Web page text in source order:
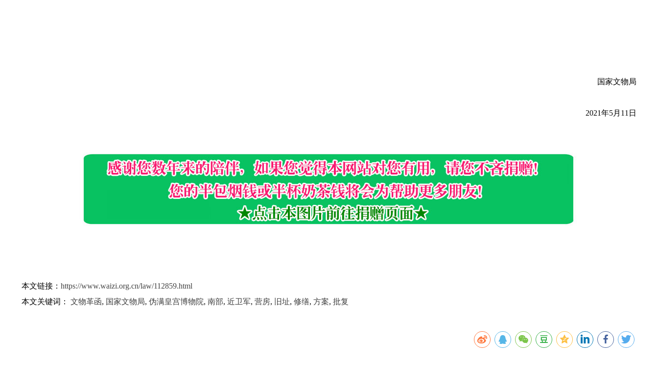
国家文物局
2021年5月11日
本文链接： https://www.waizi.org.cn/law/112859.html
本文关键词： 文物革函, 国家文物局, 伪满皇宫博物院, 南部, 近卫军, 营房, 旧址, 修缮, 方案, 批复